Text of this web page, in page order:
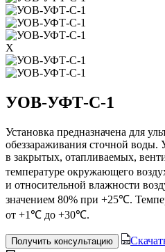
X
УОВ-УФТ-С-1
Установка предназначена для
обеззараживания сточной воды.
в закрытых, отапливаемых,
температуре окружающего
и относительной влажности
значением 80% при +25℃.
от +1℃ до +30℃.
Получить консультацию